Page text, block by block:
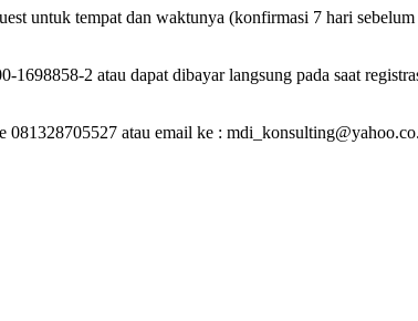
untuk tempat dan waktunya (konfirmasi 7 hari sebelum
2 atau dapat dibayar langsung pada saat
atau email ke :